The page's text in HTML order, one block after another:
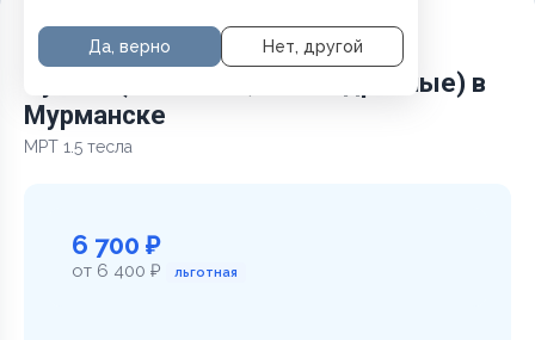
Да, верно Нет, другой
Сустав (плечевой,тазобедренные) в
Мурманске
МРТ 1.5 тесла
6 700 ₽
от 6 400 ₽ льготная